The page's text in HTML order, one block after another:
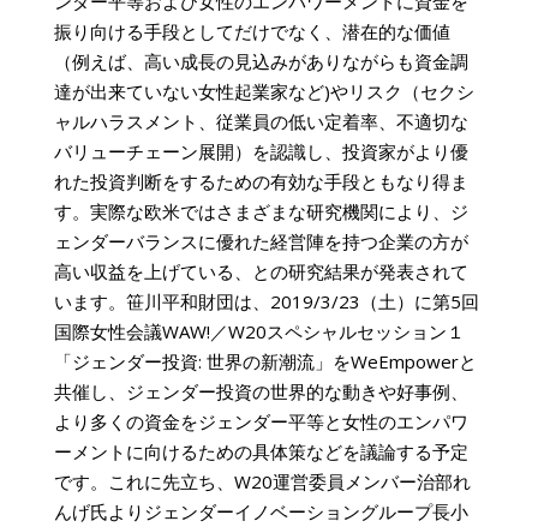
振り向ける手段としてだけでなく、潜在的な価値
（例えば、高い成長の見込みがありながらも資金調
達が出来ていない女性起業家など)やリスク（セクシ
ャルハラスメント、従業員の低い定着率、不適切な
バリューチェーン展開）を認識し、投資家がより優
れた投資判断をするための有効な手段ともなり得ま
す。実際な欧米ではさまざまな研究機関により、ジ
ェンダーバランスに優れた経営陣を持つ企業の方が
高い収益を上げている、との研究結果が発表されて
います。 笹川平和財団は、2019/3/23（土）に第5回
国際女性会議WAW!／W20スペシャルセッション１
「ジェンダー投資: 世界の新潮流」 をWeEmpowerと
共催し、ジェンダー投資の世界的な動きや好事例、
より多くの資金をジェンダー平等と女性のエンパワ
ーメントに向けるための具体策などを議論する予定
です。これに先立ち、W20運営委員メンバー治部れ
んげ氏よりジェンダーイノベーショングループ長小